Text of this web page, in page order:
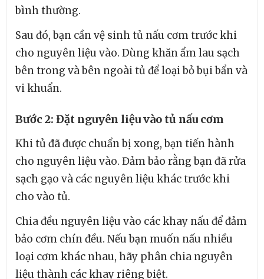
bình thường.
Sau đó, bạn cần vệ sinh tủ nấu cơm trước khi
cho nguyên liệu vào. Dùng khăn ẩm lau sạch
bên trong và bên ngoài tủ để loại bỏ bụi bẩn và
vi khuẩn.
Bước 2: Đặt nguyên liệu vào tủ nấu cơm
Khi tủ đã được chuẩn bị xong, bạn tiến hành
cho nguyên liệu vào. Đảm bảo rằng bạn đã rửa
sạch gạo và các nguyên liệu khác trước khi
cho vào tủ.
Chia đều nguyên liệu vào các khay nấu để đảm
bảo cơm chín đều. Nếu bạn muốn nấu nhiều
loại cơm khác nhau, hãy phân chia nguyên
liệu thành các khay riêng biệt.